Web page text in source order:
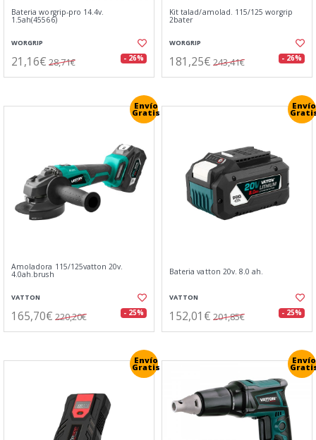
Bateria worgrip-pro 14.4v.
1.5ah(45566)
WORGRIP
21,16€ 28,71€ - 26%
Kit talad/amolad. 115/125 worgrip
2bater
WORGRIP
181,25€ 243,41€ - 26%
Envío
Gratis
Amoladora 115/125vatton 20v.
4.0ah.brush
VATTON
165,70€ 220,20€ - 25%
Envío
Bateria vatton 20v. 8.0 ah.
VATTON
152,01€ 201,85€ - 25%
Envío
Gratis
Envío